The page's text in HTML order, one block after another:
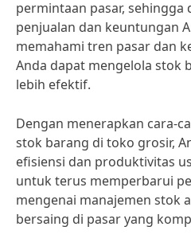
permintaan pasar,
penjualan dan keuntungan
memahami tren pasar dan
Anda dapat mengelola stok
lebih efektif.
Dengan menerapkan cara-
stok barang di toko grosir,
efisiensi dan produktivitas
untuk terus memperbarui
mengenai manajemen stok
bersaing di pasar yang